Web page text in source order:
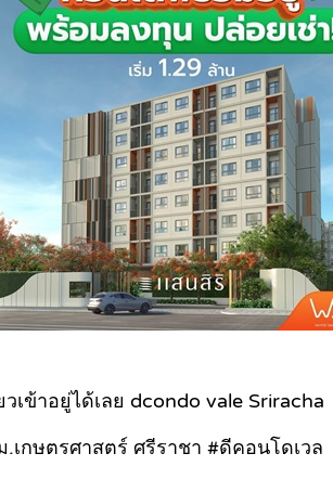
วเข้าอยู่ได้เลย dcondo vale Sriracha
เกษตรศาสตร์ ศรีราชา #ดีคอนโดเวล